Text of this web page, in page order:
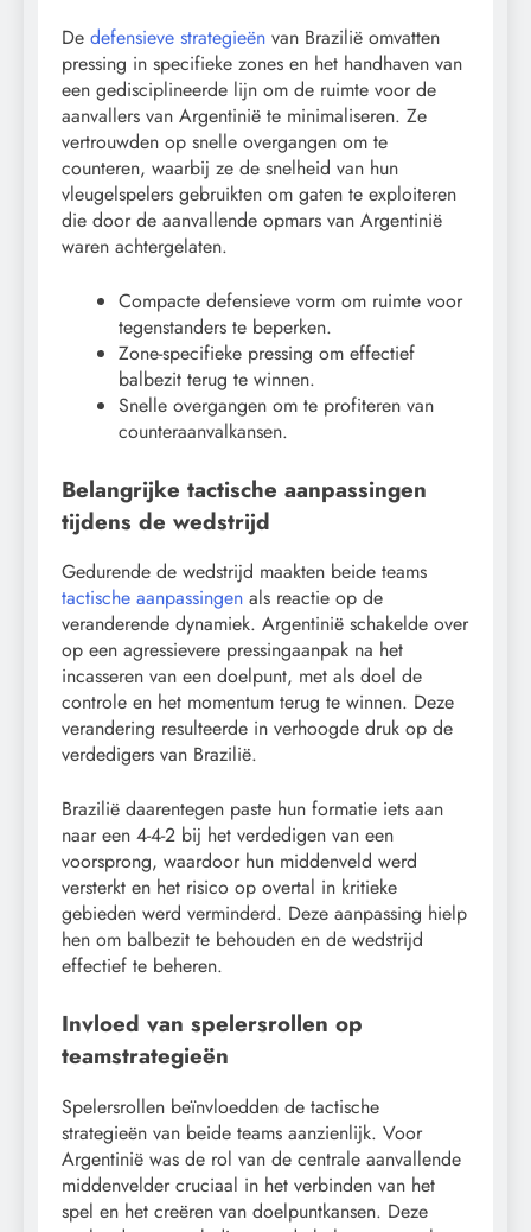
De defensieve strategieën van Brazilië omvatten
pressing in specifieke zones en het handhaven van
een gedisciplineerde lijn om de ruimte voor de
aanvallers van Argentinië te minimaliseren. Ze
vertrouwden op snelle overgangen om te
counteren, waarbij ze de snelheid van hun
vleugelspelers gebruikten om gaten te exploiteren
die door de aanvallende opmars van Argentinië
waren achtergelaten.
Compacte defensieve vorm om ruimte voor
tegenstanders te beperken.
Zone-specifieke pressing om effectief
balbezit terug te winnen.
Snelle overgangen om te profiteren van
counteraanvalkansen.
Belangrijke tactische aanpassingen
tijdens de wedstrijd
Gedurende de wedstrijd maakten beide teams
tactische aanpassingen als reactie op de
veranderende dynamiek. Argentinië schakelde over
op een agressievere pressingaanpak na het
incasseren van een doelpunt, met als doel de
controle en het momentum terug te winnen. Deze
verandering resulteerde in verhoogde druk op de
verdedigers van Brazilië.
Brazilië daarentegen paste hun formatie iets aan
naar een 4-4-2 bij het verdedigen van een
voorsprong, waardoor hun middenveld werd
versterkt en het risico op overtal in kritieke
gebieden werd verminderd. Deze aanpassing hielp
hen om balbezit te behouden en de wedstrijd
effectief te beheren.
Invloed van spelersrollen op
teamstrategieën
Spelersrollen beïnvloedden de tactische
strategieën van beide teams aanzienlijk. Voor
Argentinië was de rol van de centrale aanvallende
middenvelder cruciaal in het verbinden van het
spel en het creëren van doelpuntkansen. Deze